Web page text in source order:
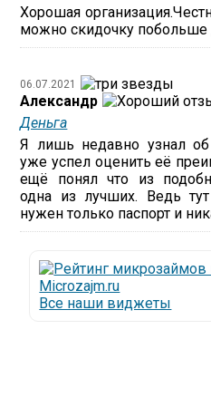
Хорошая
можно скидочку побольше
06.07.2021
Александр
Деньга
Я лишь недавно узнал об
уже успел оценить её
ещё понял что из
одна из лучших. Ведь
нужен только паспорт и
Все наши виджеты